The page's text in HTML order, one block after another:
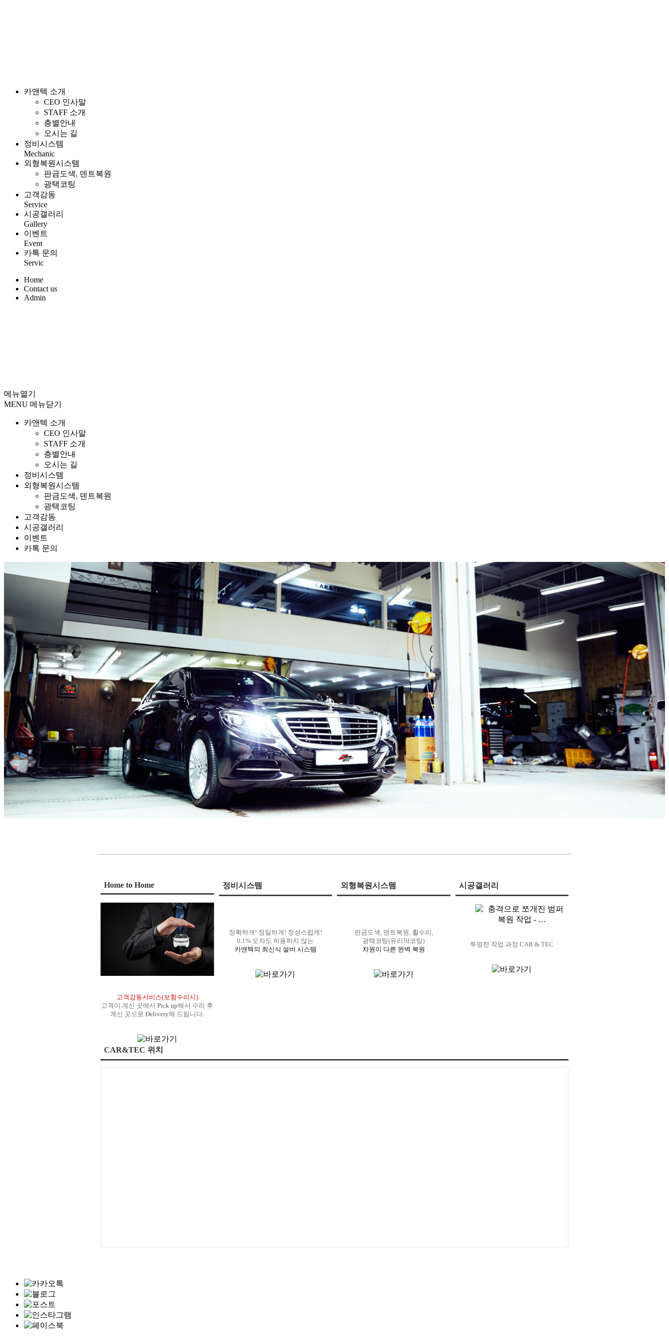
카앤텍 소개
CEO 인사말
STAFF 소개
층별안내
오시는 길
정비시스템
Mechanic
외형복원시스템
판금도색, 덴트복원
광택코팅
고객감동
Service
시공갤러리
Gallery
이벤트
Event
카톡 문의
Servic
Home
Contact us
Admin
메뉴열기
MENU 메뉴닫기
카앤텍 소개
CEO 인사말
STAFF 소개
층별안내
오시는 길
정비시스템
외형복원시스템
판금도색, 덴트복원
광택코팅
고객감동
시공갤러리
이벤트
카톡 문의
Home to Home
고객감동서비스(보험수리시)
고객이 계신 곳에서Pick up해서 수리 후
계신 곳으로Delivery해 드립니다.
정비시스템
정확하게! 정밀하게! 정성스럽게!
0.1% 오차도 허용하지 않는
카앤텍의 최신식 설비 시스템
외형복원시스템
판금도색, 덴트복원, 휠수리,
광택코팅(유리막코팅)
차원이 다른 완벽 복원
시공갤러리
투명한 작업 과정 CAR & TEC
CAR&TEC 위치